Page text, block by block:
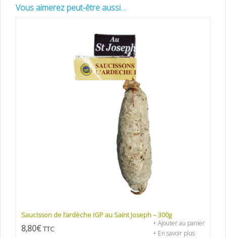
Vous aimerez peut-être aussi…
Saucisson de l’ardèche IGP au Saint Joseph – 300g
8,80€ TTC
+ Ajouter au panier
+ En savoir plus